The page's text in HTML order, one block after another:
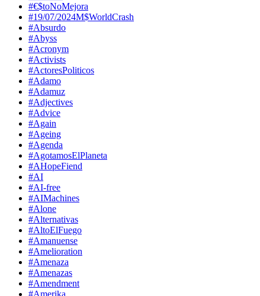
#€$toNoMejora
#19/07/2024M$WorldCrash
#Absurdo
#Abyss
#Acronym
#Activists
#ActoresPoliticos
#Adamo
#Adamuz
#Adjectives
#Advice
#Again
#Ageing
#Agenda
#AgotamosElPlaneta
#AHopeFiend
#AI
#AI-free
#AIMachines
#Alone
#Alternativas
#AltoElFuego
#Amanuense
#Amelioration
#Amenaza
#Amenazas
#Amendment
#Amerika